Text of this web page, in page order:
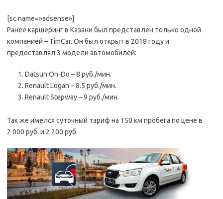
[sc name=»adsense»]
Ранее каршеринг в Казани был представлен только одной
компанией – TimCar. Он был открыт в 2018 году и
предоставлял 3 модели автомобилей:
Datsun On-Do – 8 руб./мин.
Renault Logan – 8.5 руб./мин.
Renault Stepway – 9 руб./мин.
Так же имелся суточный тариф на 150 км пробега по цене в
2 000 руб. и 2 200 руб.